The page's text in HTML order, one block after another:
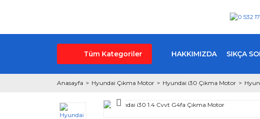
Tüm Kategoriler HAKKIMIZDA SIKÇA
Anasayfa Hyundai Çıkma Motor Hyundai i30 Çıkma Motor